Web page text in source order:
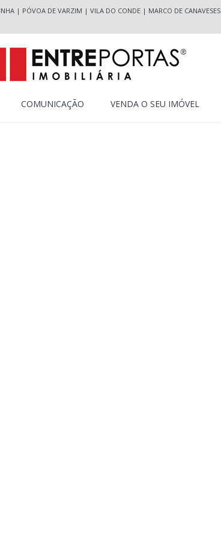
| PÓVOA DE VARZIM | VILA DO CONDE| MARCO DE CANAVESES
COMUNICAÇÃO VENDA O SEU IMÓVEL